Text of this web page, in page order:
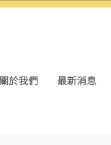
關於我們 最新消息